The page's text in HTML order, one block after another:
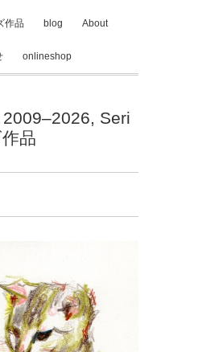
作品 blog About
onlineshop
, Seri
品